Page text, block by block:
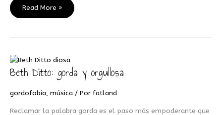
Read More »
Beth Ditto: gorda y orgullosa
gordofobia, música / Por fatland
Reclamar la palabra gorda es el paso más empoderante que
Beth
gorda